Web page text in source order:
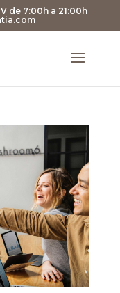
de 7:00h a 21:00h